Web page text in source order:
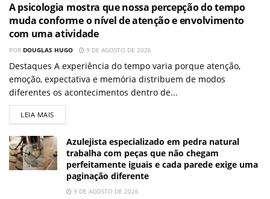
A psicologia mostra que nossa percepção do tempo
muda conforme o nível de atenção e envolvimento
com uma atividade
POR DOUGLAS HUGO 9 DE AGOSTO DE 2026
Destaques A experiência do tempo varia porque atenção,
emoção, expectativa e memória distribuem de modos
diferentes os acontecimentos dentro de...
LEIA MAIS
Azulejista especializado em pedra natural
trabalha com peças que não chegam
perfeitamente iguais e cada parede exige uma
paginação diferente
9 DE AGOSTO DE 2026